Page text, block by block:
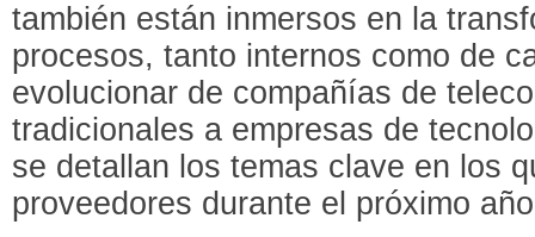
también están inmersos en la
procesos, tanto internos como de
evolucionar de compañías de
tradicionales a empresas de
se detallan los temas clave en los
proveedores durante el próximo